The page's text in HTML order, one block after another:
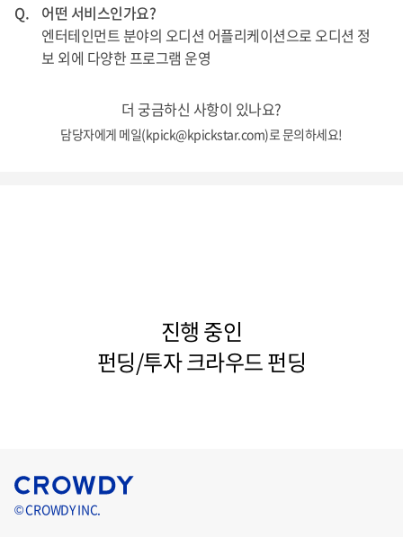
Q.
어떤 서비스인가요?
엔터테인먼트 분야의 오디션 어플리케이션으로 오디션 정
보 외에 다양한 프로그램 운영
더 궁금하신 사항이 있나요?
담당자에게 메일(kpick@kpickstar.com)로 문의하세요!
진행 중인
펀딩/투자 크라우드 펀딩
© CROWDY INC.